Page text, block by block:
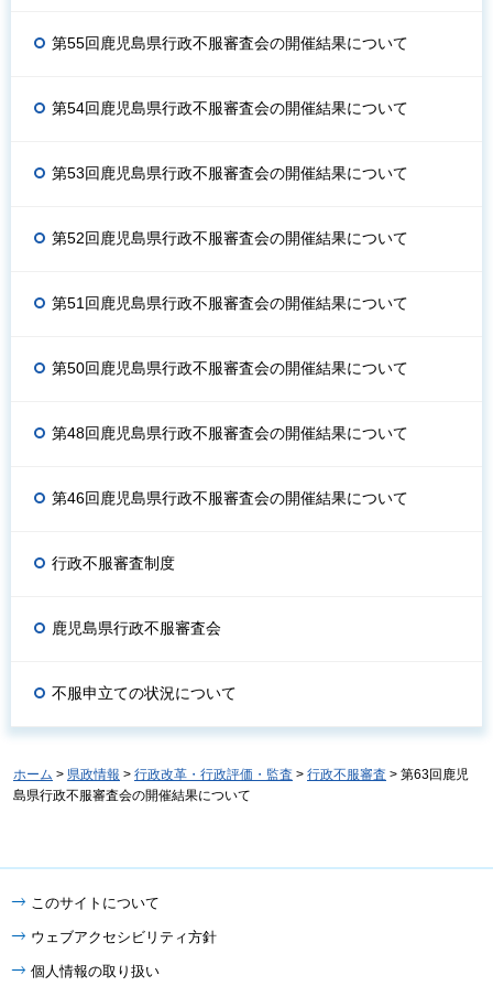
第55回鹿児島県行政不服審査会の開催結果について
第54回鹿児島県行政不服審査会の開催結果について
第53回鹿児島県行政不服審査会の開催結果について
第52回鹿児島県行政不服審査会の開催結果について
第51回鹿児島県行政不服審査会の開催結果について
第50回鹿児島県行政不服審査会の開催結果について
第48回鹿児島県行政不服審査会の開催結果について
第46回鹿児島県行政不服審査会の開催結果について
行政不服審査制度
鹿児島県行政不服審査会
不服申立ての状況について
ホーム > 県政情報 > 行政改革・行政評価・監査 > 行政不服審査 > 第63回鹿児
島県行政不服審査会の開催結果について
このサイトについて
ウェブアクセシビリティ方針
個人情報の取り扱い